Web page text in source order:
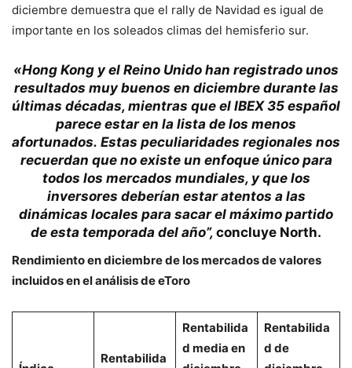
diciembre demuestra que el rally de Navidad es igual de
importante en los soleados climas del hemisferio sur.
«Hong Kong y el Reino Unido han registrado unos
resultados muy buenos en diciembre durante las
últimas décadas, mientras que el IBEX 35 español
parece estar en la lista de los menos
afortunados. Estas peculiaridades regionales nos
recuerdan que no existe un enfoque único para
todos los mercados mundiales, y que los
inversores deberían estar atentos a las
dinámicas locales para sacar el máximo partido
de esta temporada del año”, concluye North.
Rendimiento en diciembre de los mercados de valores
incluidos en el análisis de eToro
Rentabilida
Rentabilida
d media en
Rentabilida
d de